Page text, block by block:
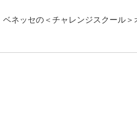
ベネッセの＜チャレンジスクール